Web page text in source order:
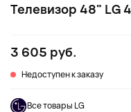
Телевизор 48" LG
3 605 руб.
Недоступен к заказу
Все товары LG